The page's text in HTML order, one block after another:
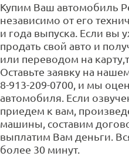
Купим Ваш автомобиль
независимо от его
и года выпуска. Если вы
продать свой авто и
или переводом на
Оставьте заявку на
8-913-209-0700, и мы
автомобиля. Если
приедем к вам,
машины, составим
выплатим Вам деньги.
более 30 минут.